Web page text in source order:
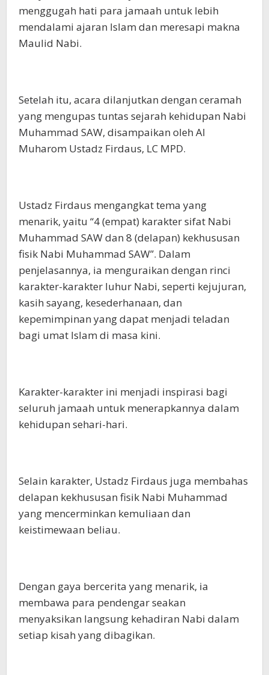
menggugah hati para jamaah untuk lebih
mendalami ajaran Islam dan meresapi makna
Maulid Nabi.
Setelah itu, acara dilanjutkan dengan ceramah
yang mengupas tuntas sejarah kehidupan Nabi
Muhammad SAW, disampaikan oleh Al
Muharom Ustadz Firdaus, LC MPD.
Ustadz Firdaus mengangkat tema yang
menarik, yaitu “4 (empat) karakter sifat Nabi
Muhammad SAW dan 8 (delapan) kekhususan
fisik Nabi Muhammad SAW”. Dalam
penjelasannya, ia menguraikan dengan rinci
karakter-karakter luhur Nabi, seperti kejujuran,
kasih sayang, kesederhanaan, dan
kepemimpinan yang dapat menjadi teladan
bagi umat Islam di masa kini.
Karakter-karakter ini menjadi inspirasi bagi
seluruh jamaah untuk menerapkannya dalam
kehidupan sehari-hari.
Selain karakter, Ustadz Firdaus juga membahas
delapan kekhususan fisik Nabi Muhammad
yang mencerminkan kemuliaan dan
keistimewaan beliau.
Dengan gaya bercerita yang menarik, ia
membawa para pendengar seakan
menyaksikan langsung kehadiran Nabi dalam
setiap kisah yang dibagikan.